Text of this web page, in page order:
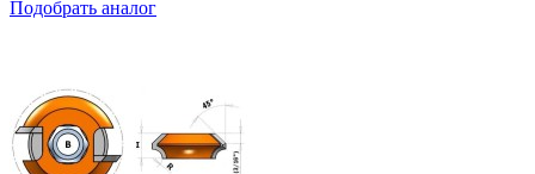
Подобрать аналог